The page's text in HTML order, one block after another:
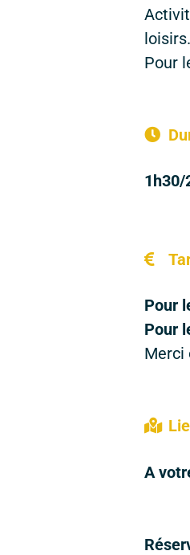
Pour
1h30/
Pour
Pour
Merci
A